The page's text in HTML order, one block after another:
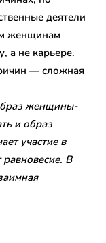
деятели
женщинам
а не карьере.
— сложная
женщины-
и образ
участие в
В